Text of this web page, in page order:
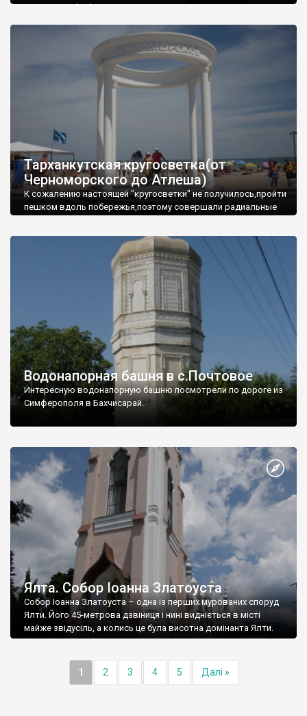
запрошую відвідати це
Тарханкутская кругосветка(от
Черноморского до Атлеша)
К сожалению настоящей "кругосветки" не получилось,пройти
пешком вдоль побережья,поэтому совершали радиальные
Водонапорная башня в с.Почтовое
Интересную водонапорную башню посмотрели по дороге из
Симферополя в Бахчисарай.
Ялта. Собор Іоанна Златоуста
Собор Іоанна Златоуста – одна із перших мурованих споруд
Ялти. Його 45-метрова дзвіниця і нині видніється в місті
майже звідусіль, а колись це була висотна домінанта Ялти.
1 2 3 4 5 Далі »